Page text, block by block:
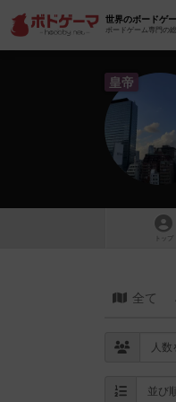
世界のボードゲ
ボードゲーム専門の
皇帝
トップ
全て